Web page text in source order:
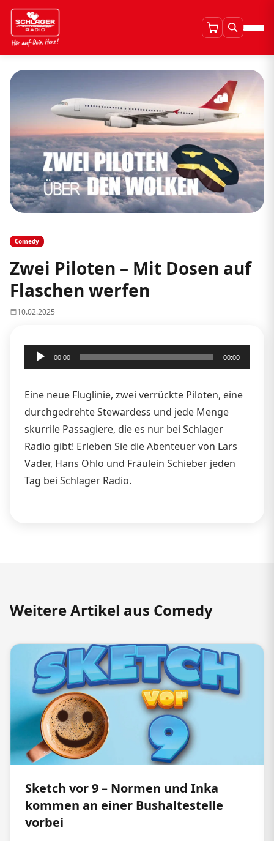
Comedy
Zwei Piloten – Mit Dosen auf
Flaschen werfen
10.02.2025
Audio-
Player
00:00 00:00
Eine neue Fluglinie, zwei verrückte Piloten, eine
durchgedrehte Stewardess und jede Menge
skurrile Passagiere, die es nur bei Schlager
Radio gibt! Erleben Sie die Abenteuer von Lars
Vader, Hans Ohlo und Fräulein Schieber jeden
Tag bei Schlager Radio.
Weitere Artikel aus Comedy
Sketch vor 9 – Normen und Inka
kommen an einer Bushaltestelle
vorbei